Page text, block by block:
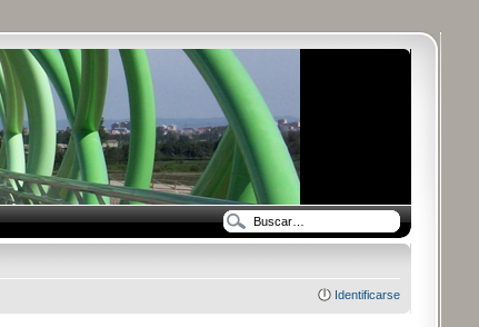
Identificarse